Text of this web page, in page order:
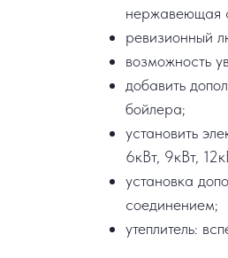
нержавеющая
ревизионный
возможность
добавить
бойлера;
установить
6кВт, 9кВт,
установка
соединением;
утеплитель: